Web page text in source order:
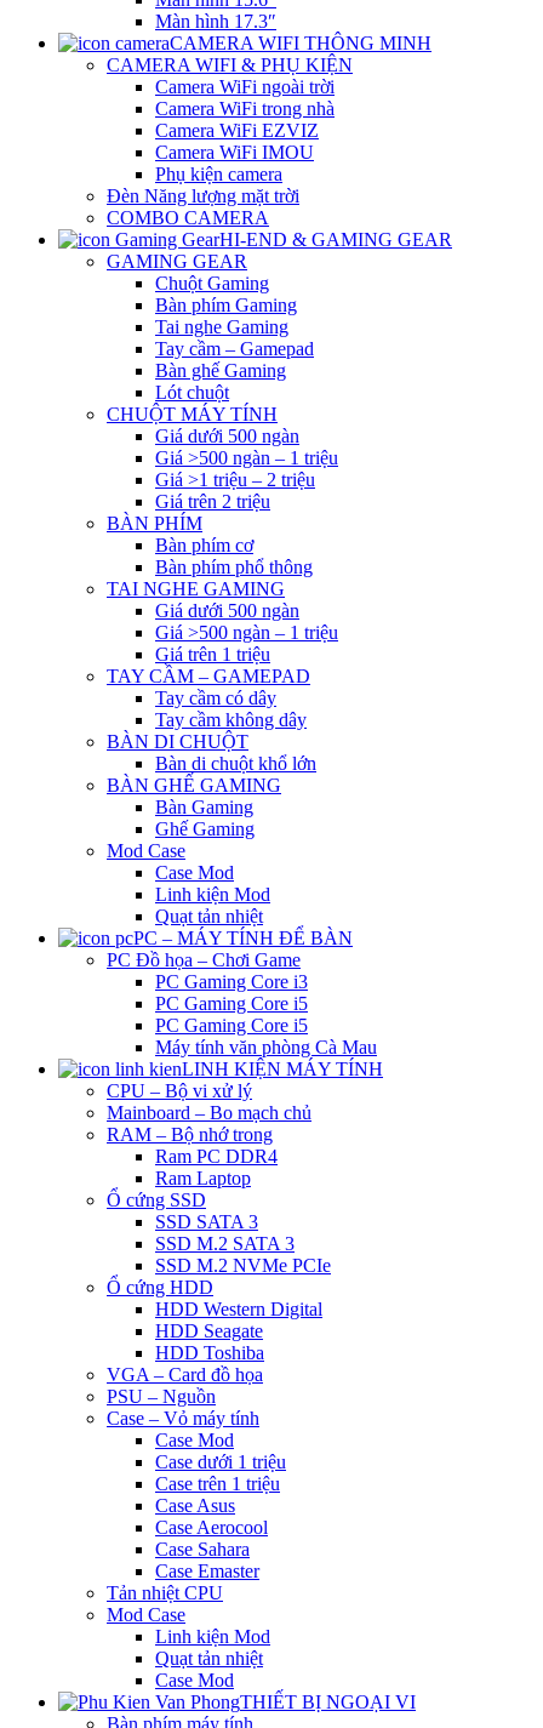
Màn hình 17.3″
CAMERA WIFI THÔNG MINH
CAMERA WIFI & PHỤ KIỆN
Camera WiFi ngoài trời
Camera WiFi trong nhà
Camera WiFi EZVIZ
Camera WiFi IMOU
Phụ kiện camera
Đèn Năng lượng mặt trời
COMBO CAMERA
HI-END & GAMING GEAR
GAMING GEAR
Chuột Gaming
Bàn phím Gaming
Tai nghe Gaming
Tay cầm – Gamepad
Bàn ghế Gaming
Lót chuột
CHUỘT MÁY TÍNH
Giá dưới 500 ngàn
Giá >500 ngàn – 1 triệu
Giá >1 triệu – 2 triệu
Giá trên 2 triệu
BÀN PHÍM
Bàn phím cơ
Bàn phím phổ thông
TAI NGHE GAMING
Giá dưới 500 ngàn
Giá >500 ngàn – 1 triệu
Giá trên 1 triệu
TAY CẦM – GAMEPAD
Tay cầm có dây
Tay cầm không dây
BÀN DI CHUỘT
Bàn di chuột khổ lớn
BÀN GHẾ GAMING
Bàn Gaming
Ghế Gaming
Mod Case
Case Mod
Linh kiện Mod
Quạt tản nhiệt
PC – MÁY TÍNH ĐỂ BÀN
PC Đồ họa – Chơi Game
PC Gaming Core i3
PC Gaming Core i5
PC Gaming Core i5
Máy tính văn phòng Cà Mau
LINH KIỆN MÁY TÍNH
CPU – Bộ vi xử lý
Mainboard – Bo mạch chủ
RAM – Bộ nhớ trong
Ram PC DDR4
Ram Laptop
Ổ cứng SSD
SSD SATA 3
SSD M.2 SATA 3
SSD M.2 NVMe PCIe
Ổ cứng HDD
HDD Western Digital
HDD Seagate
HDD Toshiba
VGA – Card đồ họa
PSU – Nguồn
Case – Vỏ máy tính
Case Mod
Case dưới 1 triệu
Case trên 1 triệu
Case Asus
Case Aerocool
Case Sahara
Case Emaster
Tản nhiệt CPU
Mod Case
Linh kiện Mod
Quạt tản nhiệt
Case Mod
THIẾT BỊ NGOẠI VI
Bàn phím máy tính